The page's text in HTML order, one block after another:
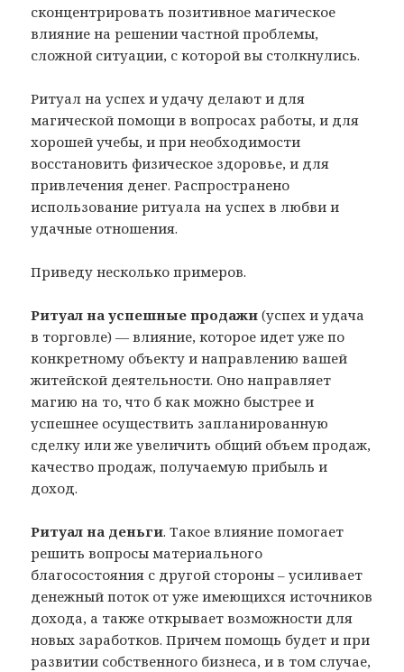
сконцентрировать позитивное магическое
влияние на решении частной проблемы,
сложной ситуации, с которой вы столкнулись.
Ритуал на успех и удачу делают и для
магической помощи в вопросах работы, и для
хорошей учебы, и при необходимости
восстановить физическое здоровье, и для
привлечения денег. Распространено
использование ритуала на успех в любви и
удачные отношения.
Приведу несколько примеров.
Ритуал на успешные продажи (успех и удача
в торговле) — влияние, которое идет уже по
конкретному объекту и направлению вашей
житейской деятельности. Оно направляет
магию на то, что б как можно быстрее и
успешнее осуществить запланированную
сделку или же увеличить общий объем продаж,
качество продаж, получаемую прибыль и
доход.
Ритуал на деньги. Такое влияние помогает
решить вопросы материального
благосостояния с другой стороны – усиливает
денежный поток от уже имеющихся источников
дохода, а также открывает возможности для
новых заработков. Причем помощь будет и при
развитии собственного бизнеса, и в том случае,